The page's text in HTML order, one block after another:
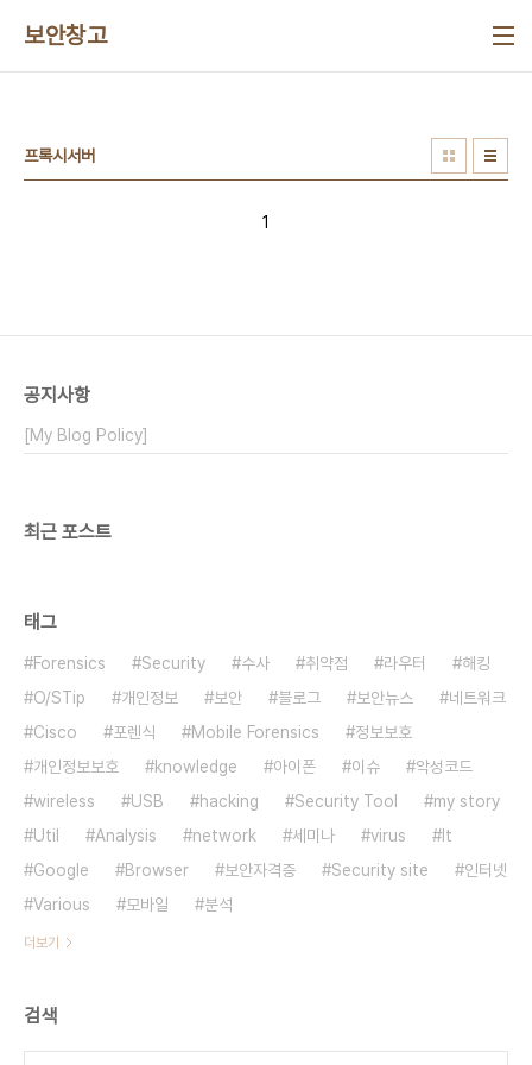
보안창고
프록시서버
1
공지사항
[My Blog Policy]
최근 포스트
태그
Forensics Security 수사 취약점 라우터
해킹
O/STip
개인정보 보안 블로그 보안뉴스
네트워크
Cisco
포렌식 Mobile Forensics
정보보호
개인정보보호
knowledge 아이폰 이슈
악성코드
wireless
USB hacking Security Tool
my story
Util
Analysis network 세미나 virus
It
Google
Browser 보안자격증 Security site
인터넷
Various
모바일 분석
더보기
검색